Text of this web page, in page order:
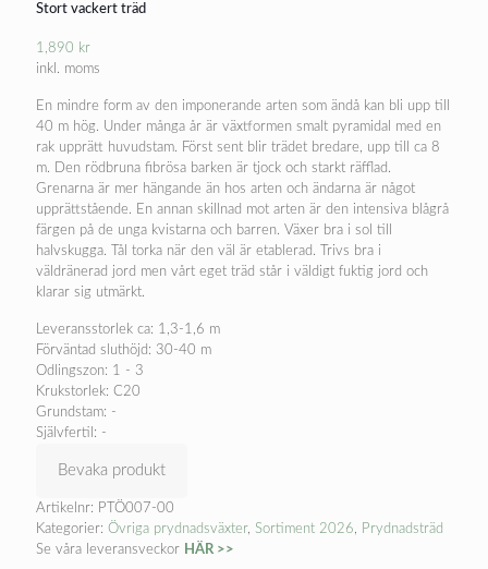
Stort vackert träd
1,890 kr
inkl. moms
En mindre form av den imponerande arten som ändå kan bli upp till
40 m hög. Under många år är växtformen smalt pyramidal med en
rak upprätt huvudstam. Först sent blir trädet bredare, upp till ca 8
m. Den rödbruna fibrösa barken är tjock och starkt räfflad.
Grenarna är mer hängande än hos arten och ändarna är något
upprättstående. En annan skillnad mot arten är den intensiva blågrå
färgen på de unga kvistarna och barren. Växer bra i sol till
halvskugga. Tål torka när den väl är etablerad. Trivs bra i
väldränerad jord men vårt eget träd står i väldigt fuktig jord och
klarar sig utmärkt.
Leveransstorlek ca: 1,3-1,6 m
Förväntad sluthöjd: 30-40 m
Odlingszon: 1 - 3
Krukstorlek: C20
Grundstam: -
Självfertil: -
Bevaka produkt
Artikelnr: PTÖ007-00
Kategorier: Övriga prydnadsväxter, Sortiment 2026, Prydnadsträd
Se våra leveransveckor HÄR >>